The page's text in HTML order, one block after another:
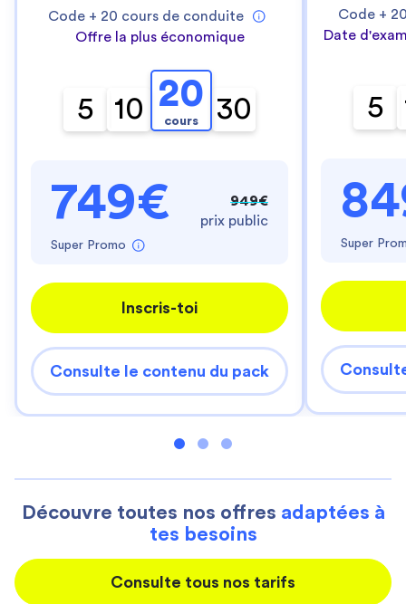
Code + 20 cours de conduite
Offre la plus économique
5 10 20
cours 30
749€
Super Promo
949€
prix public
Inscris-toi
Consulte le contenu du pack
Code +
Date
5
Super
Découvre toutes nos offres adaptées à
tes besoins
Consulte tous nos tarifs